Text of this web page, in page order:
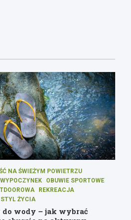
NA ŚWIEŻYM POWIETRZU
OBUWIE SPORTOWE
REKREACJA
ŻYCIA
do wody – jak wybrać